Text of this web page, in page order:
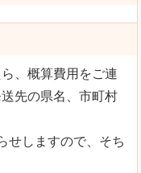
、概算費用をご連
先の県名、市町村
せしますので、そち